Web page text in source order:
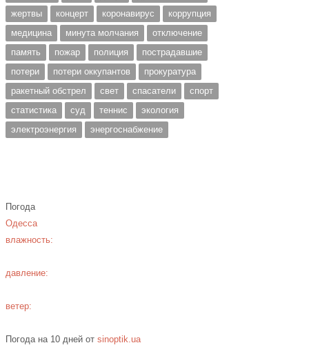
жертвы
концерт коронавирус
коррупция
медицина
минута молчания
отключение
память
пожар полиция
пострадавшие
потери
потери оккупантов
прокуратура
ракетный обстрел
свет спасатели
спорт
статистика
суд теннис
экология
электроэнергия
энергоснабжение
Погода
Одесса
влажность:
давление:
ветер:
Погода на 10 дней отsinoptik.ua